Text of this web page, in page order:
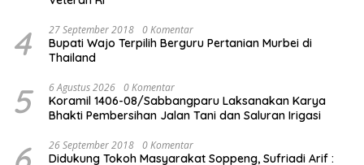
4 27 September 2018 0 Komentar
Bupati Wajo Terpilih Berguru Pertanian Murbei di
Thailand
5 6 Agustus 2026 0 Komentar
Koramil 1406-08/Sabbangparu Laksanakan Karya
Bhakti Pembersihan Jalan Tani dan Saluran Irigasi
26 September 2018 0 Komentar
Didukung Tokoh Masyarakat Soppeng, Sufriadi Arif :